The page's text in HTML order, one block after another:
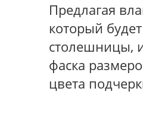
Предлагая
который
столешницы,
фаска
цвета